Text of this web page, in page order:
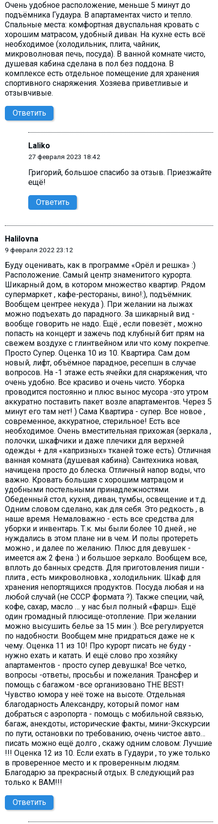
Очень удобное расположение, меньше 5 минут до
подъёмника Гудаура. В апартаментах чисто и тепло.
Спальные места: комфортная двуспальная кровать с
хорошим матрасом, удобный диван. На кухне есть всё
необходимое (холодильник, плита, чайник,
микроволновая печь, посуда). В ванной комнате чисто,
душевая кабина сделана в пол без поддона. В
комплексе есть отдельное помещение для хранения
спортивного снаряжения. Хозяева приветливые и
отзывчивые.
Ответить
Laliko
27 февраля 2023 18:42
Григорий, большое спасибо за отзыв. Приезжайте
ещё!
Ответить
Halilovna
9 февраля 2022 23:12
Буду оценивать, как в программе «Орёл и решка» :)
Расположение. Самый центр знаменитого курорта.
Шикарный дом, в котором множество квартир. Рядом
супермаркет , кафе-рестораны, вино!:), подъёмник.
Вообщем центрее некуда ). При желании на лыжах
можно подъехать до парадного. За шикарный вид -
вообще говорить не надо. Ещё , если повезёт , можно
попасть на концерт и зажечь под клубный бит прям на
свежем воздухе с глинтвейном или что кому покрепче.
Просто Супер. Оценка 10 из 10. Квартира. Сам дом
новый, лифт, объёмное парадное, ресепшн в случае
вопросов. На -1 этаже есть ячейки для снаряжения, что
очень удобно. Все красиво и очень чисто. Уборка
проводится постоянно и плюс вынос мусора -это утром
аккуратно поставить пакет возле апартаментов. Через 5
минут его там нет! ) Сама Квартира - супер. Все новое ,
современное, аккуратное, стерильное! Есть все
необходимое. Очень вместительная прихожая (зеркала ,
полочки, шкафчики и даже плечики для верхней
одежды + для «капризных» тканей тоже есть). Отличная
ванная комната (душевая кабина). Сантехника новая,
начищена просто до блеска. Отличный напор воды, что
важно. Кровать большая с хорошим матрацом и
удобными постельными принадлежностями.
Обеденный стол, кухня, диван, тумбы, освещение и т.д.
Одним словом сделано, как для себя. Это редкость , в
наше время. Немаловажно - есть все средства для
уборки и инвентарь. Т.к. мы были более 10 дней , не
нуждались в этом плане ни в чем. И полы протереть
можно , и далее по желанию. Плюс для девушек -
имеется аж 2 фена :) и большое зеркало. Вообщем все,
вплоть до банных средств. Для приготовления пиши -
плита , есть микроволновка , холодильник. Шкаф для
хранения непортящихся продуктов. Посуда любая и на
любой случай (не СССР формата ?). Также специи, чай,
кофе, сахар, масло … у нас был полный «фарш». Ещё
один громадный плюсище-отопление. При желании
можно высушить белье за 15 мин :). Все регулируется
по надобности. Вообщем мне придраться даже не к
чему. Оценка 11 из 10! Про курорт писать не буду -
нужно ехать и катать. И ещё слово про хозяйку
апартаментов - просто супер девушка! Все четко,
вопросы -ответы, просьбы и пожелания. Трансфер и
помощь с багажом -все организовано THE BEST!
Чувство юмора у неё тоже на высоте. Отдельная
благодарность Александру, который помог нам
добраться с аэропорта - помощь с мобильной связью,
багаж, анекдоты, исторические факты, мини-Экскурсии
по пути, остановки по требованию, очень чистое авто…
писать можно ещё долго , скажу одним словом: Лучшие
!!! Оценка 12 из 10. Если ехать в Гудаури , то уже только
в проверенное место и к проверенным людям.
Благодарю за прекрасный отдых. В следующий раз
только к ВАМ!!!
Ответить